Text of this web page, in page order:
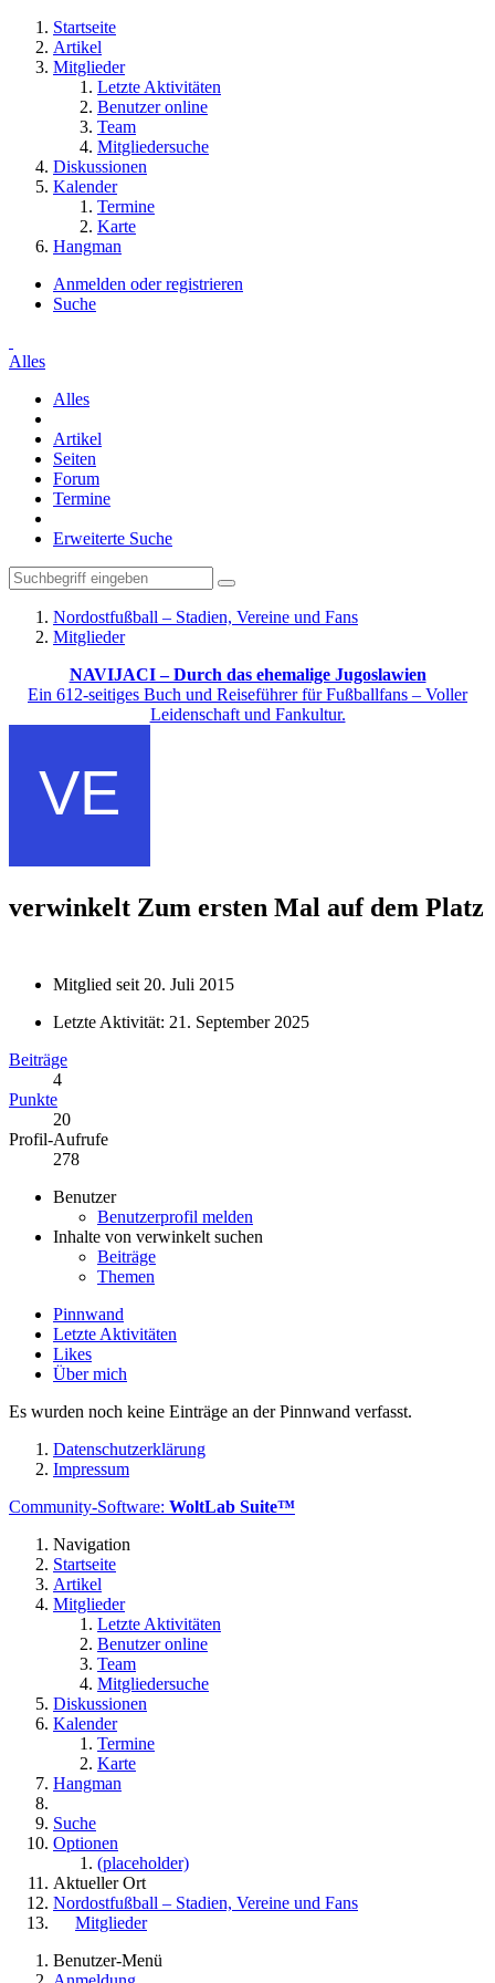
Startseite
Artikel
Mitglieder
Letzte Aktivitäten
Benutzer online
Team
Mitgliedersuche
Diskussionen
Kalender
Termine
Karte
Hangman
Anmelden oder registrieren
Suche
Alles
Alles
Artikel
Seiten
Forum
Termine
Erweiterte Suche
Nordostfußball – Stadien, Vereine und Fans
Mitglieder
NAVIJACI – Durch das ehemalige Jugoslawien
Ein 612-seitiges Buch und Reiseführer für Fußballfans – Voller
Leidenschaft und Fankultur.
verwinkelt Zum ersten Mal auf dem Platz
Mitglied seit 20. Juli 2015
Letzte Aktivität: 21. September 2025
Beiträge
4
Punkte
20
Profil-Aufrufe
278
Benutzer
Benutzerprofil melden
Inhalte von verwinkelt suchen
Beiträge
Themen
Pinnwand
Letzte Aktivitäten
Likes
Über mich
Es wurden noch keine Einträge an der Pinnwand verfasst.
Datenschutzerklärung
Impressum
Community-Software: WoltLab Suite™
Navigation
Startseite
Artikel
Mitglieder
Letzte Aktivitäten
Benutzer online
Team
Mitgliedersuche
Diskussionen
Kalender
Termine
Karte
Hangman
Suche
Optionen
(placeholder)
Aktueller Ort
Nordostfußball – Stadien, Vereine und Fans
Mitglieder
Benutzer-Menü